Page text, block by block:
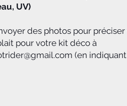
UV)
des photos pour
pour votre kit déco à
(en